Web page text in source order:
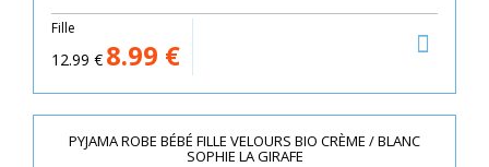
Fille
12.99 € 8.99 €
PYJAMA ROBE BÉBÉ FILLE VELOURS BIO CRÈME / BLANC
SOPHIE LA GIRAFE